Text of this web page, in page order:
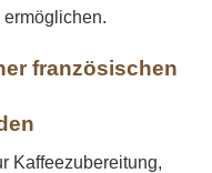
französischen
Kaffeezubereitung,